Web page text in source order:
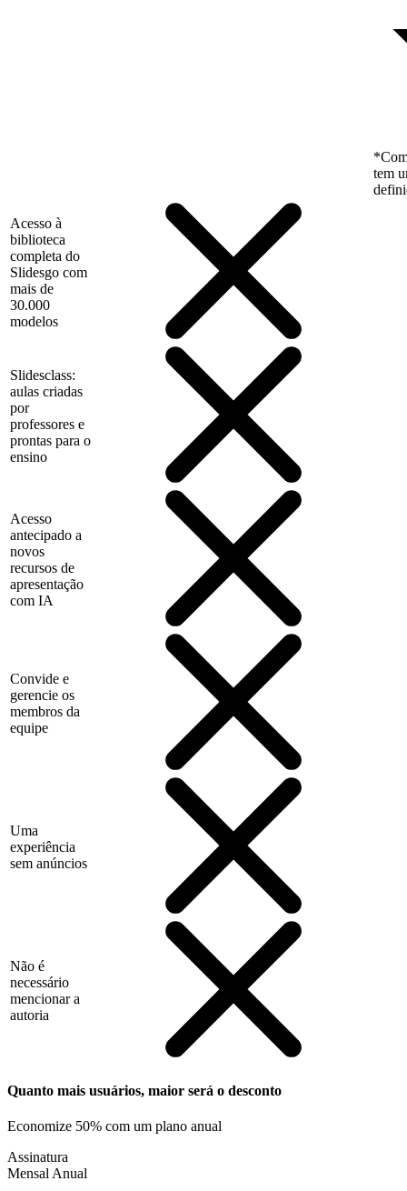
tem
Acesso à
biblioteca
completa do
Slidesgo com
mais de
30.000
modelos
Slidesclass:
aulas criadas
por
professores e
prontas para o
ensino
Acesso
antecipado a
novos
recursos de
apresentação
com IA
Convide e
gerencie os
membros da
equipe
Uma
experiência
sem anúncios
Não é
necessário
mencionar a
autoria
Quanto mais usuários, maior será o desconto
Economize 50% com um plano anual
Assinatura
Mensal Anual